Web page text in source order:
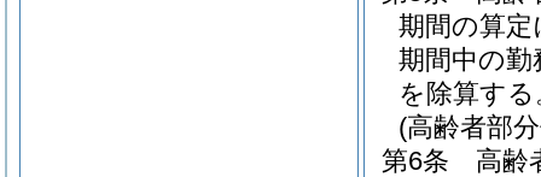
期間の算
期間中の
を除算する
(高齢者部
第6条
高齢